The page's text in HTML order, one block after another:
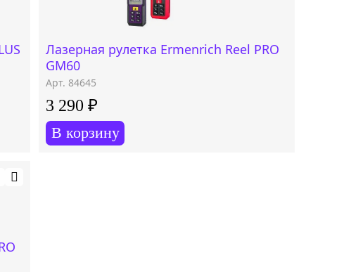
Лазерная рулетка Ermenrich Reel PRO
GM60
Арт. 84645
3 290 ₽
В корзину